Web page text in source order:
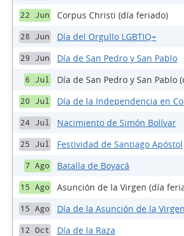
22 Jun Corpus Christi (día feriado)
28 Jun Día del Orgullo LGBTIQ+
29 Jun Día de San Pedro y San Pablo
6 Jul Día de San Pedro y San Pablo
20 Jul Día de la Independencia en
24 Jul Nacimiento de Simón Bolívar
25 Jul Festividad de Santiago Apóstol
7 Ago Batalla de Boyacá
15 Ago Asunción de la Virgen (día
15 Ago Día de la Asunción de la
12 Oct Día de la Raza